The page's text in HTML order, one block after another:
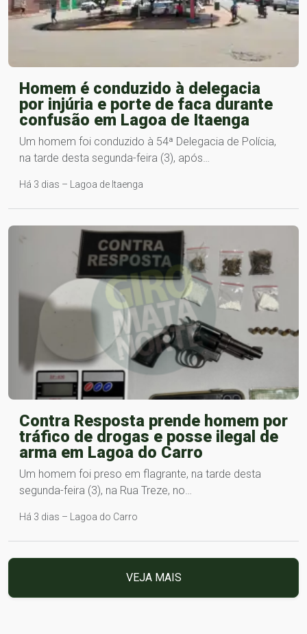
Homem é conduzido à delegacia
por injúria e porte de faca durante
confusão em Lagoa de Itaenga
Um homem foi conduzido à 54ª Delegacia de Polícia,
na tarde desta segunda-feira (3), após…
Há 3 dias – Lagoa de Itaenga
Contra Resposta prende homem por
tráfico de drogas e posse ilegal de
arma em Lagoa do Carro
Um homem foi preso em flagrante, na tarde desta
segunda-feira (3), na Rua Treze, no…
Há 3 dias – Lagoa do Carro
VEJA MAIS